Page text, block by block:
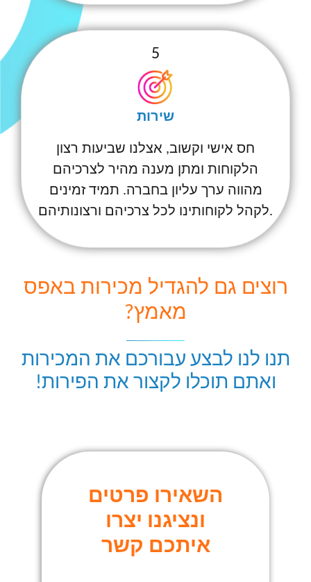
5
שירות
חס אישי וקשוב, אצלנו שביעות רצון
הלקוחות ומתן מענה מהיר לצרכיהם
מהווה ערך עליון בחברה. תמיד זמינים
לקהל לקוחותינו לכל צרכיהם ורצונותיהם.
רוצים גם להגדיל מכירות באפס
מאמץ?
תנו לנו לבצע עבורכם את המכירות
ואתם תוכלו לקצור את הפירות!
השאירו פרטים
ונציגנו יצרו
איתכם קשר